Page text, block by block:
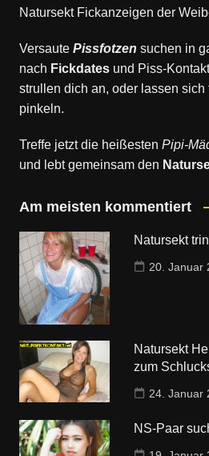
Natursekt Fickanzeigen der
Versaute Pissfotzen suchen in
nach Fickdatesund Piss-
strullen dich an, oder lassen sich
pinkeln.
Treffe jetzt die heißesten Pipi-
und lebt gemeinsam den
Am meisten kommentiert
Natursekt
20. Januar
Natursekt
zum
24. Januar
NS-Paar